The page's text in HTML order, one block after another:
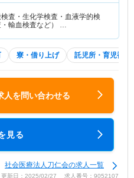
査・生化学検査・血液学的検
輸血検査など） …
寮・借り上げ 託児所・育児補助
人を問い合わせる
見る
社会医療法人刀仁会の求人一覧
更新日：2025/02/27 求人番号：9052107